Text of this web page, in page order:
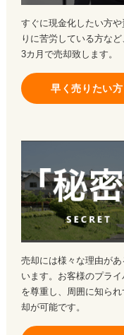
すぐに現金化したい方
りに苦労している方など
3カ月で売却致します。
早く売りたい方
売却には様々な理由があ
います。お客様のプライ
を尊重し、周囲に知られ
却が可能です。